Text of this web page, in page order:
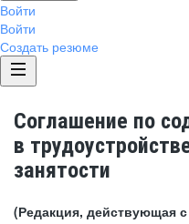
Войти
Войти
Создать резюме
Соглашение по
в
занятости
(Редакция, действующая с